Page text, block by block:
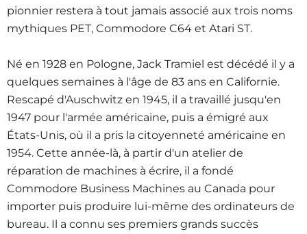
pionnier restera à tout jamais associé aux trois noms
mythiques PET, Commodore C64 et Atari ST.
Né en 1928 en Pologne, Jack Tramiel est décédé il y a
quelques semaines à l'âge de 83 ans en Californie.
Rescapé d'Auschwitz en 1945, il a travaillé jusqu'en
1947 pour l'armée américaine, puis a émigré aux
États-Unis, où il a pris la citoyenneté américaine en
1954. Cette année-là, à partir d'un atelier de
réparation de machines à écrire, il a fondé
Commodore Business Machines au Canada pour
importer puis produire lui-même des ordinateurs de
bureau. Il a connu ses premiers grands succès